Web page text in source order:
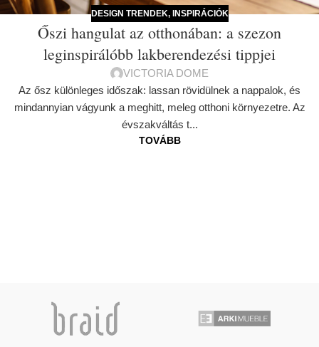
DESIGN TRENDEK, INSPIRÁCIÓK
Őszi hangulat az otthonában: a szezon
leginspirálóbb lakberendezési tippjei
VICTORIA DOME
Az ősz különleges időszak: lassan rövidülnek a nappalok, és
mindannyian vágyunk a meghitt, meleg otthoni környezetre. Az
évszakváltás t...
TOVÁBB